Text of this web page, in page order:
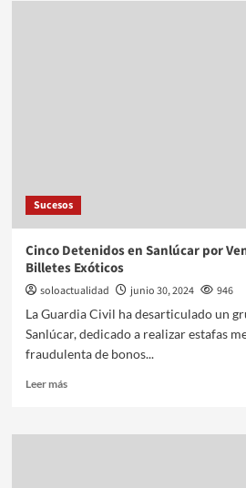
Sucesos
Cinco Detenidos en Sanlúcar por
Billetes Exóticos
soloactualidad junio 30, 2024
946
La Guardia Civil ha desarticulado un
Sanlúcar, dedicado a realizar estafas
fraudulenta de bonos...
Leer más